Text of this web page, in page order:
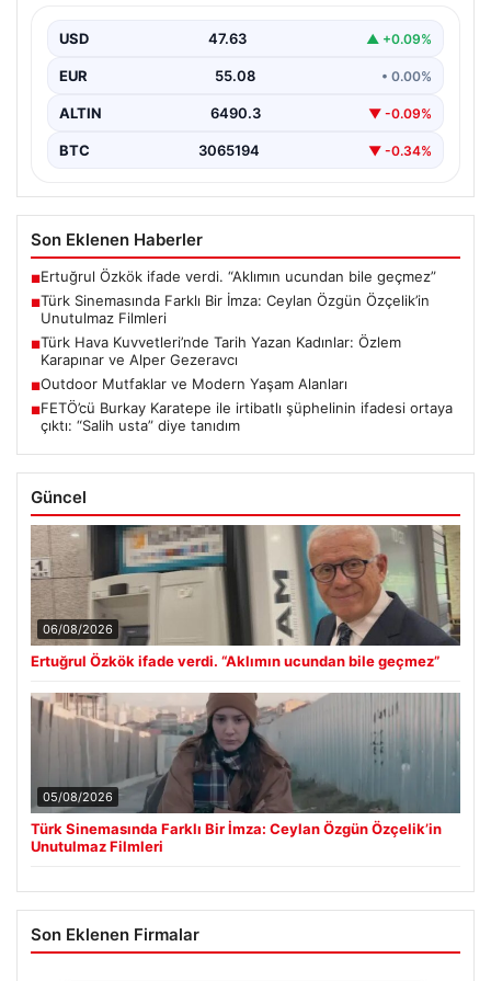
Türk sinemasında kendine özgü ve etkileyici bir anlatım
USD 47.63 ▲ +0.09%
EUR 55.08 • 0.00%
ALTIN 6490.3 ▼ -0.09%
BTC 3065194 ▼ -0.34%
Son Eklenen Haberler
■Ertuğrul Özkök ifade verdi. “Aklımın ucundan bile geçmez”
■Türk Sinemasında Farklı Bir İmza: Ceylan Özgün Özçelik’in
Unutulmaz Filmleri
■Türk Hava Kuvvetleri’nde Tarih Yazan Kadınlar: Özlem
Karapınar ve Alper Gezeravcı
■Outdoor Mutfaklar ve Modern Yaşam Alanları
■FETÖ’cü Burkay Karatepe ile irtibatlı şüphelinin ifadesi ortaya
çıktı: “Salih usta” diye tanıdım
Güncel
06/08/2026
Ertuğrul Özkök ifade verdi. “Aklımın ucundan bile geçmez”
05/08/2026
Türk Sinemasında Farklı Bir İmza: Ceylan Özgün Özçelik’in
Unutulmaz Filmleri
Son Eklenen Firmalar